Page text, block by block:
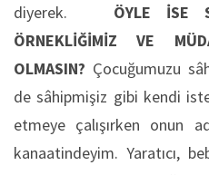
diyerek. ÖYLE İSE
ÖRNEKLİĞİMİZ VE
OLMASIN? Çocuğumuzu
de sâhipmişiz gibi kendi
etmeye çalışırken onun
kanaatindeyim. Yaratıcı,